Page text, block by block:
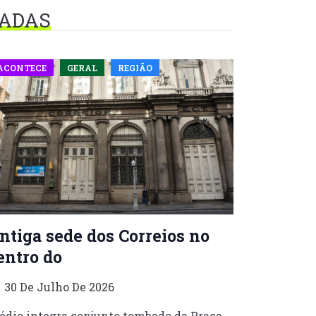
GERAL REGIÃO
sede dos Correios no
do
30 De Julho De 2026